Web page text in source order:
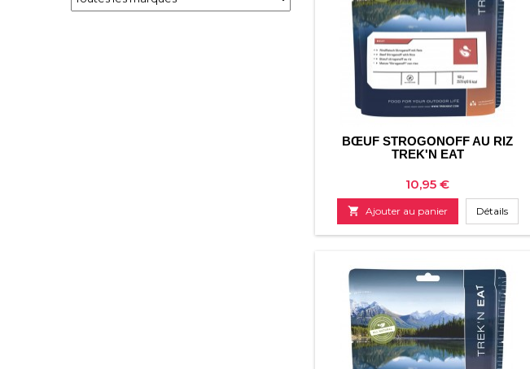
BŒUF STROGONOFF AU RIZ
TREK'N EAT
Prix
10,95 €
 Ajouter au panier Détails